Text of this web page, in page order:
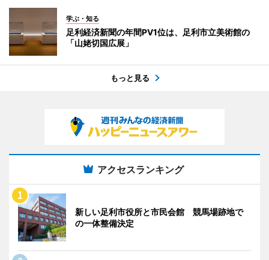
学ぶ・知る
足利経済新聞の年間PV1位は、足利市立美術館の
「山姥切国広展」
もっと見る
アクセスランキング
新しい足利市役所と市民会館 競馬場跡地で
の一体整備決定